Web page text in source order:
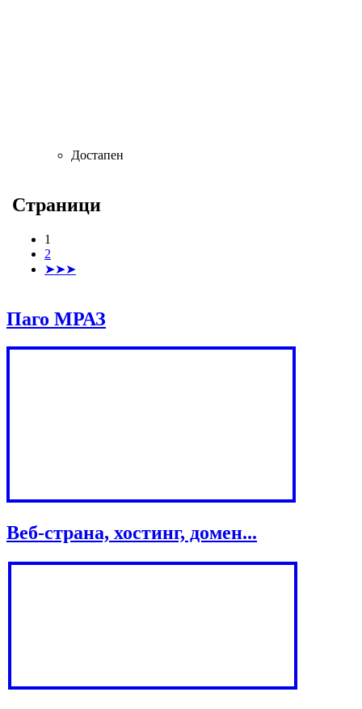
Достапен
Страници
1
2
➤➤➤
Паго МРАЗ
Веб-страна, хостинг, домен...